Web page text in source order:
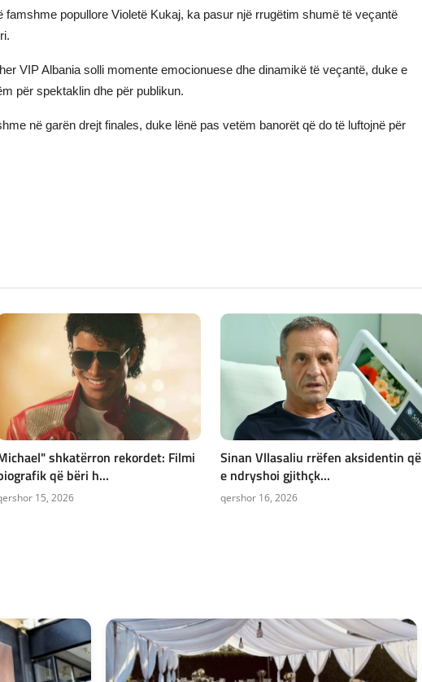
popullore Violetë Kukaj, ka pasur një rrugëtim shumë të veçantë
VIP Albania solli momente emocionuese dhe dinamikë të veçantë, duke e
për spektaklin dhe për publikun.
në garën drejt finales, duke lënë pas vetëm banorët që do të luftojnë për
shkatërron rekordet: Filmi
që bëri h...
15, 2026
Sinan Vllasaliu rrëfen aksidentin që
e ndryshoi gjithçk...
qershor 16, 2026